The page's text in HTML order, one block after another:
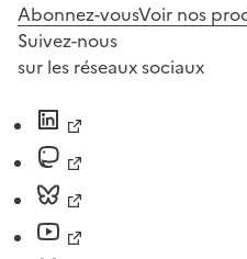
Abonnez-vousVoir nos
Suivez-nous
sur les réseaux sociaux